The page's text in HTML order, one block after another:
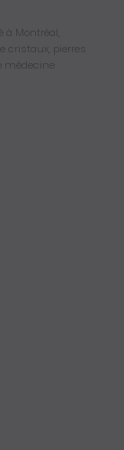
Montréal,
cristaux, pierres